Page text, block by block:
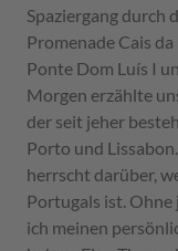
Spaziergang durch
Promenade Cais
Ponte Dom Luís I
Morgen erzählte
der seit jeher
Porto und
herrscht darüber,
Portugals ist. Ohne
ich meinen